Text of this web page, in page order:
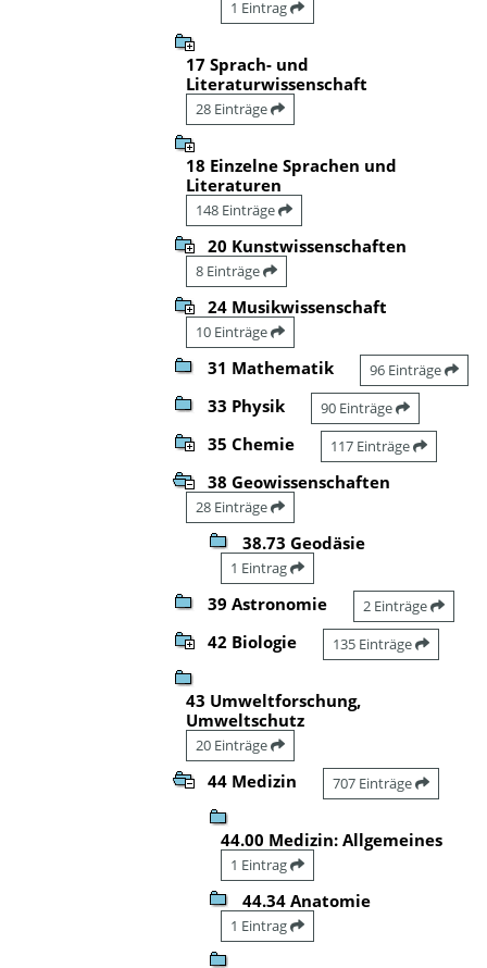
1 Eintrag
17 Sprach- und
Literaturwissenschaft
28 Einträge
18 Einzelne Sprachen und
Literaturen
148 Einträge
20 Kunstwissenschaften
8 Einträge
24 Musikwissenschaft
10 Einträge
31 Mathematik 96 Einträge
33 Physik 90 Einträge
35 Chemie 117 Einträge
38 Geowissenschaften
28 Einträge
38.73 Geodäsie
1 Eintrag
39 Astronomie 2 Einträge
42 Biologie 135 Einträge
43 Umweltforschung,
Umweltschutz
20 Einträge
44 Medizin 707 Einträge
44.00 Medizin: Allgemeines
1 Eintrag
44.34 Anatomie
1 Eintrag